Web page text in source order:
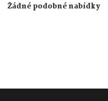
Žádné podobné nabídky